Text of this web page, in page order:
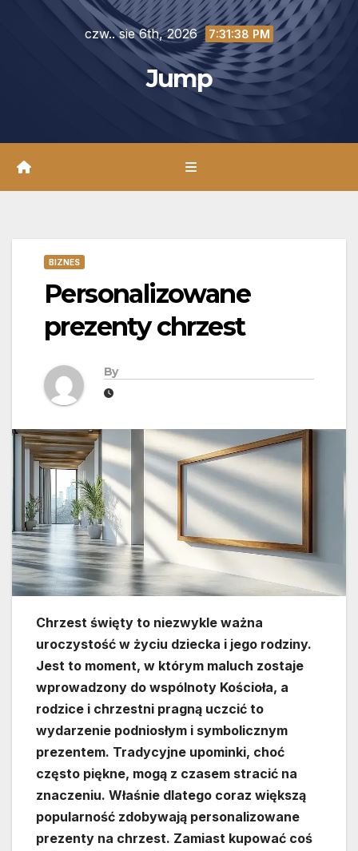
czw.. sie 6th, 2026 7:31:39 PM
Jump
BIZNES
Personalizowane
prezenty chrzest
By
Chrzest święty to niezwykle ważna
uroczystość w życiu dziecka i jego rodziny.
Jest to moment, w którym maluch zostaje
wprowadzony do wspólnoty Kościoła, a
rodzice i chrzestni pragną uczcić to
wydarzenie podniosłym i symbolicznym
prezentem. Tradycyjne upominki, choć
często piękne, mogą z czasem stracić na
znaczeniu. Właśnie dlatego coraz większą
popularność zdobywają personalizowane
prezenty na chrzest. Zamiast kupować coś